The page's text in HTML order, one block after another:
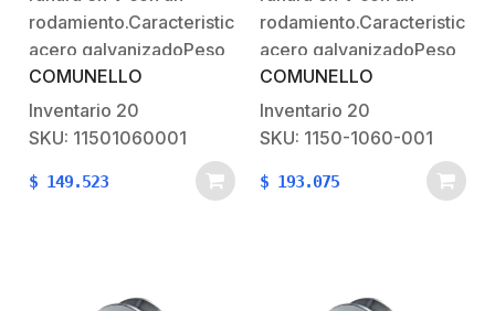
Ancho / Galvanizado
rodamiento.Caracteristicas:Material:
acero galvanizadoPeso
de la pieza: 5,40 lb
(2,45 kg)Fijación: Se fija
al montante inferior
tuerca especiales.Notas
ruedaRequiere
COMUNELLO
Inventario 20
SKU: 11501060001
$ 149.523
Ancho / Galvanizado
acero galvanizadoPeso
de la pieza: 5,40 lb
(2,45 kg)Fijación: Se fija
al montante inferior
tuerca especiales.Notas
ruedaRequiere
COMUNELLO
Inventario 20
SKU: 1150-1060-001
$ 193.075